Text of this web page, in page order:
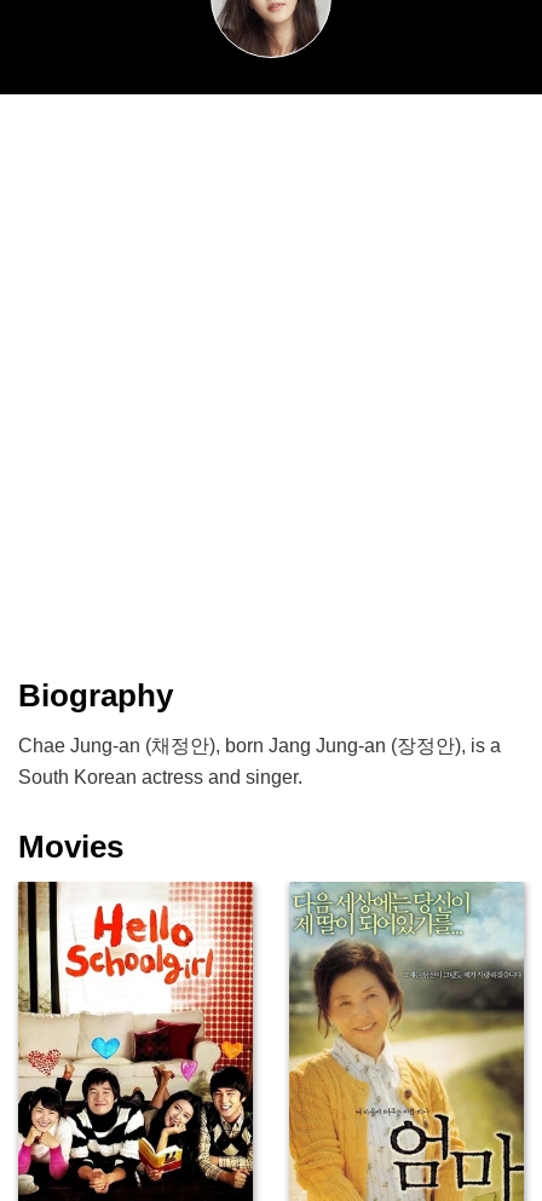
Biography
Chae Jung-an (채정안), born Jang Jung-an (장정안), is a
South Korean actress and singer.
Movies